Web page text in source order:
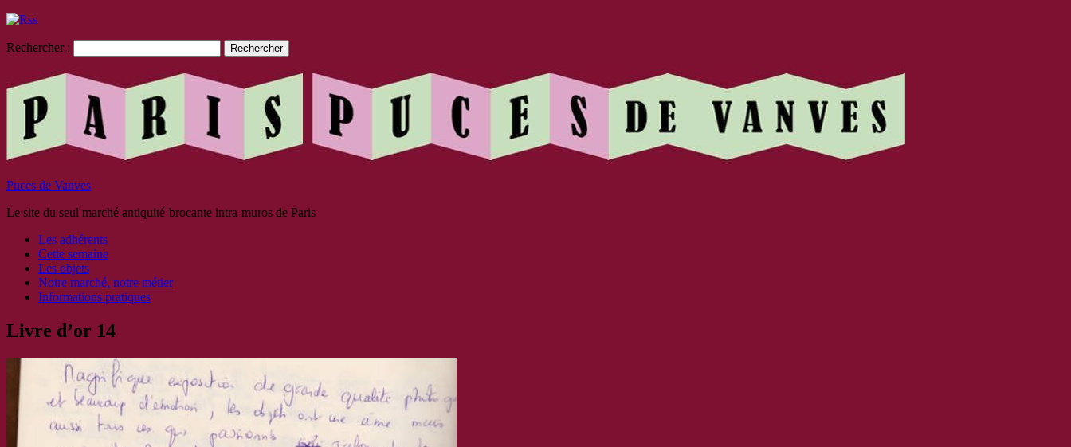
Rechercher :
Puces de Vanves
Le site du seul marché antiquité-brocante intra-muros de Paris
Les adhérents
Cette semaine
Les objets
Notre marché, notre métier
Informations pratiques
Livre d’or 14